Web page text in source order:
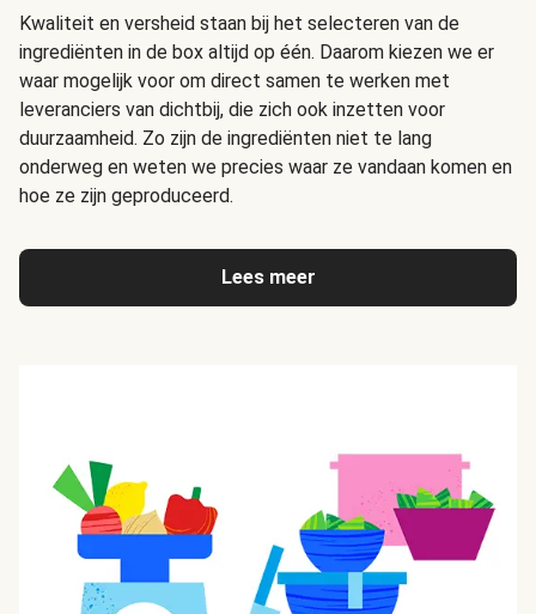
Kwaliteit en versheid staan bij het selecteren van de
ingrediënten in de box altijd op één. Daarom kiezen we er
waar mogelijk voor om direct samen te werken met
leveranciers van dichtbij, die zich ook inzetten voor
duurzaamheid. Zo zijn de ingrediënten niet te lang
onderweg en weten we precies waar ze vandaan komen en
hoe ze zijn geproduceerd.
Lees meer